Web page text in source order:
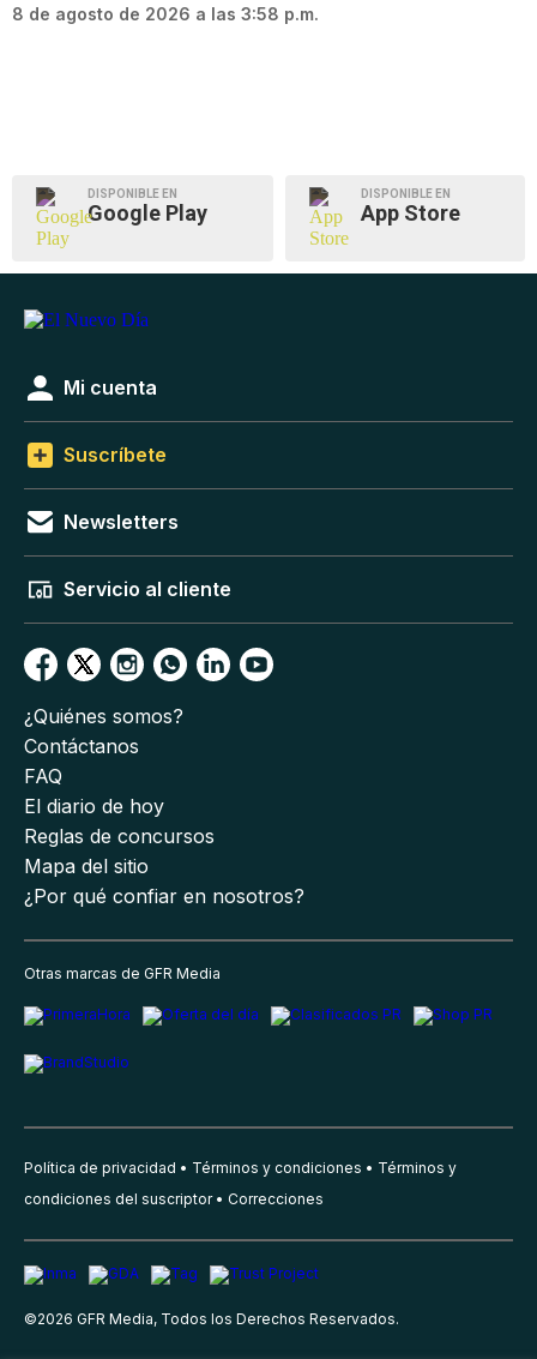
8 de agosto de 2026 a las 3:58 p.m.
DISPONIBLE EN
Google Play
DISPONIBLE EN
App Store
Mi cuenta
Suscríbete
Newsletters
Servicio al cliente
¿Quiénes somos?
Contáctanos
FAQ
El diario de hoy
Reglas de concursos
Mapa del sitio
¿Por qué confiar en nosotros?
Otras marcas de GFR Media
Política de privacidad Términos y condiciones
Términos y
condiciones del suscriptor
Correcciones
©2026 GFR Media, Todos los Derechos Reservados.